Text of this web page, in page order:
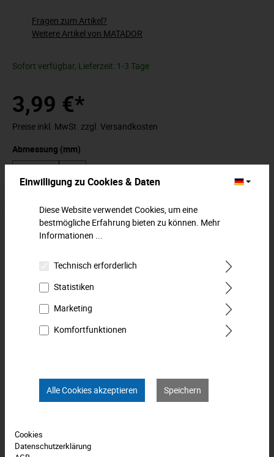
Fragen zum Artikel?
Weitere Artikel von MATADOR
Sofort verfügbar, Lieferzeit: 1-3 Tage
3,99 €*
Preise inkl. MwSt. zzgl. Versandkosten
Abmessung (mm)
In den Warenkorb
Zum Merkzettel hinzufügen
Steckschlüssel-Einsatz 6,3 mm (1/4") für
Außensechskantschrauben. Für Handbetätigung mit Knarre
Technische Daten
Produkt FAQs
Einwilligung zu Cookies & Daten
Diese Website verwendet Cookies, um eine
bestmögliche Erfahrung bieten zu können. Mehr
Informationen ...
Technisch erforderlich
Statistiken
Marketing
Komfortfunktionen
Alle Cookies akzeptieren Speichern
Cookies
Datenschutzerklärung